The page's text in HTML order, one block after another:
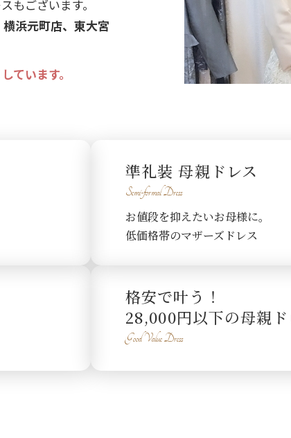
もございます。
浜元町店、東大宮
ています。
準礼装 母親ドレス
Semi-formal Dress
お値段を抑えたいお母様に。
低価格帯のマザーズドレス
格安で叶う！
28,000円以下の母親ド
Good Value Dress